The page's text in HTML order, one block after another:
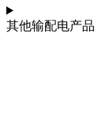
其他输配电产品